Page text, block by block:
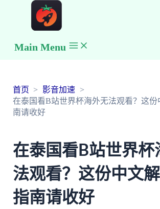
Main Menu
首页
影音加速
在泰国看B站世界杯海外无法观看？这份
南请收好
在泰国看B站世界杯
法观看？这份中文
指南请收好